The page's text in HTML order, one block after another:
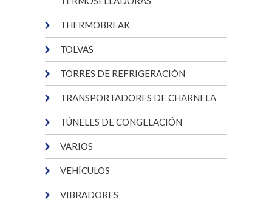
THERMOBREAK
TOLVAS
TORRES DE REFRIGERACIÓN
TRANSPORTADORES DE CHARNELA
TÚNELES DE CONGELACIÓN
VARIOS
VEHÍCULOS
VIBRADORES